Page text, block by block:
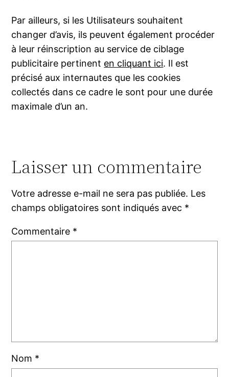
Par ailleurs, si les Utilisateurs souhaitent
changer d’avis, ils peuvent également procéder
à leur réinscription au service de ciblage
publicitaire pertinent en cliquant ici. Il est
précisé aux internautes que les cookies
collectés dans ce cadre le sont pour une durée
maximale d’un an.
Laisser un commentaire
Votre adresse e-mail ne sera pas publiée. Les
champs obligatoires sont indiqués avec *
Commentaire *
Nom *